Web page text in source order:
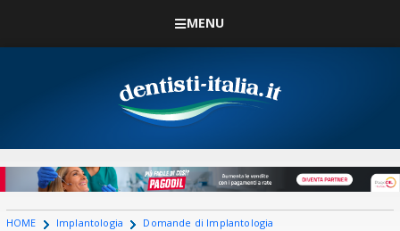
MENU
HOME Implantologia Domande di Implantologia